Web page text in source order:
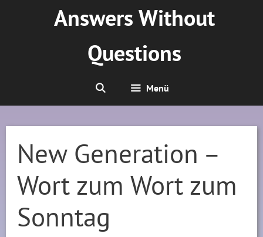
Answers Without
Questions
Menü
New Generation –
Wort zum Wort zum
Sonntag